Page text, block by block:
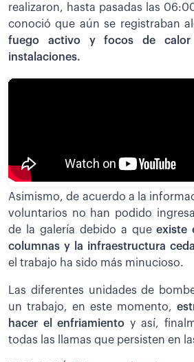
realizaron, hasta pasadas las
conoció que aún se registraban
fuego activo y focos de
instalaciones.
Asimismo, de acuerdo a la
voluntarios no han podido
de la galería debido a queexiste
columnas y la infraestructura
el trabajo ha sido más minucioso.
Las diferentes unidades de
un trabajo, en este momento,
hacer el enfriamientoy así,
todas las llamas que persisten en